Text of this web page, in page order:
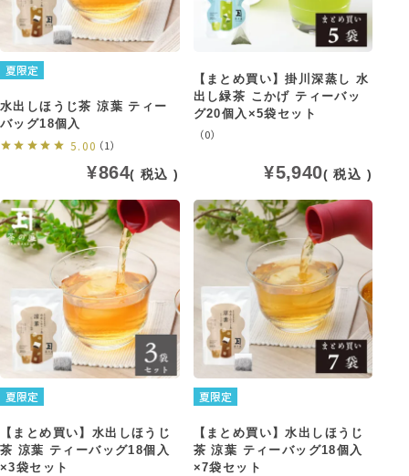
夏限定
水出しほうじ茶 涼葉 ティー
バッグ18個入
5.00 （1）
¥864 税込
【まとめ買い】掛川深蒸し 水
出し緑茶 こかげ ティーバッ
グ20個入×5袋セット
（0）
¥5,940 税込
夏限定
【まとめ買い】水出しほうじ
茶 涼葉 ティーバッグ18個入
×3袋セット
夏限定
【まとめ買い】水出しほうじ
茶 涼葉 ティーバッグ18個入
×7袋セット